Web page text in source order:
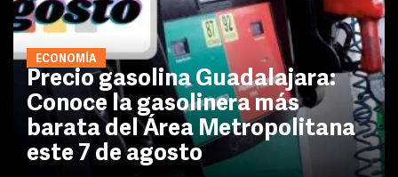
ECONOMÍA
Precio gasolina Guadalajara:
Conoce la gasolinera más
barata del Área Metropolitana
este 7 de agosto